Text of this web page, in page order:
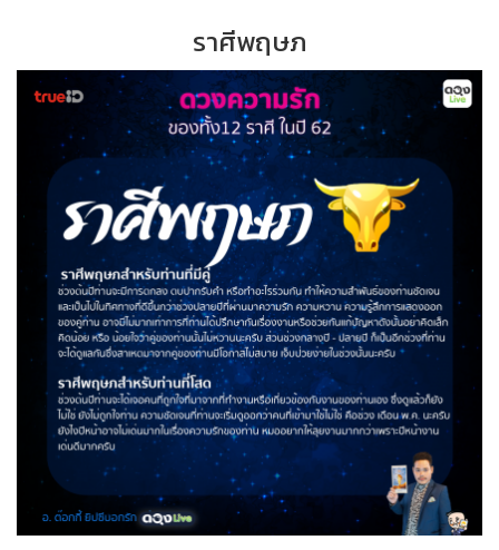
ราศีพฤษภ